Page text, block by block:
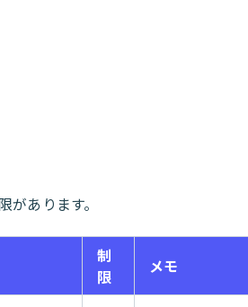
あります。
制
限
メモ